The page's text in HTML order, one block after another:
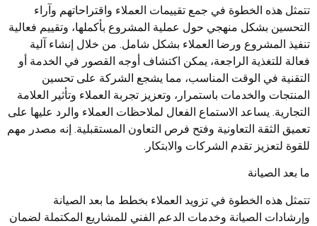
تتمثل هذه الخطوة في جمع تقييمات العملاء واقتراحاتهم وآراء
التحسين بشكل منهجي حول عملية المشروع بأكملها، وتقييم فعالية
تنفيذ المشروع ورضا العملاء بشكل شامل. من خلال إنشاء آلية
فعالة للتغذية الراجعة، يمكن اكتشاف أوجه القصور في الخدمة أو
التقنية في الوقت المناسب، مما يشجع الشركة على تحسين
المنتجات والخدمات باستمرار، وتعزيز تجربة العملاء وتأثير العلامة
التجارية. يساعد الاستماع الفعال لملاحظات العملاء والرد عليها على
تعميق الثقة التعاونية وفتح فرص التعاون المستقبلية. إنه مصدر مهم
للقوة لتعزيز تقدم الشركات والابتكار.
ما بعد الصيانة
تتمثل هذه الخطوة في تزويد العملاء بخطط ما بعد الصيانة
وإرشادات الصيانة وخدمات الدعم الفني للمشاريع المكتملة لضمان